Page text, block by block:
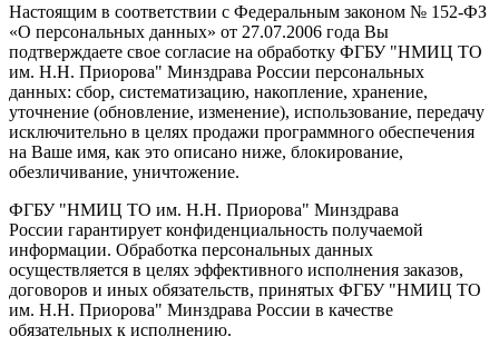
Настоящим в соответствии с Федеральным законом № 152-ФЗ
«О персональных данных» от 27.07.2006 года Вы
подтверждаете свое согласие на обработку ФГБУ "НМИЦ ТО
им. Н.Н. Приорова" Минздрава России персональных
данных: сбор, систематизацию, накопление, хранение,
уточнение (обновление, изменение), использование, передачу
исключительно в целях продажи программного обеспечения
на Ваше имя, как это описано ниже, блокирование,
обезличивание, уничтожение.
ФГБУ "НМИЦ ТО им. Н.Н. Приорова" Минздрава
России гарантирует конфиденциальность получаемой
информации. Обработка персональных данных
осуществляется в целях эффективного исполнения заказов,
договоров и иных обязательств, принятых ФГБУ "НМИЦ ТО
им. Н.Н. Приорова" Минздрава России в качестве
обязательных к исполнению.